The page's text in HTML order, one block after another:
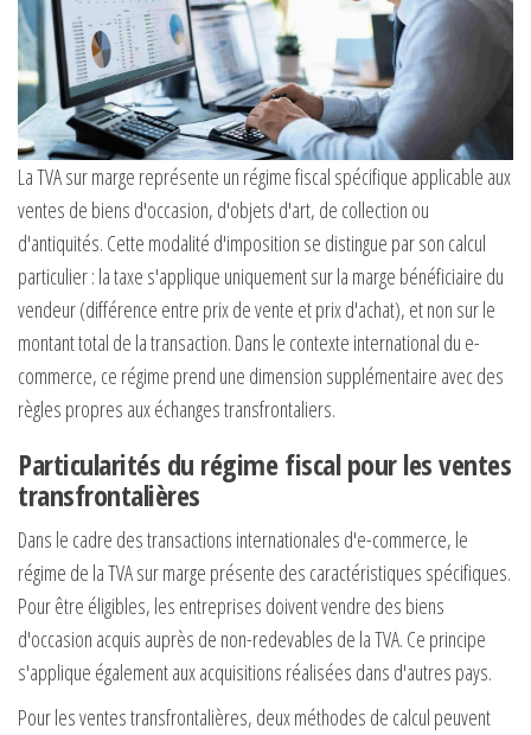
La TVA sur marge représente un régime fiscal spécifique applicable aux
ventes de biens d'occasion, d'objets d'art, de collection ou
d'antiquités. Cette modalité d'imposition se distingue par son calcul
particulier : la taxe s'applique uniquement sur la marge bénéficiaire du
vendeur (différence entre prix de vente et prix d'achat), et non sur le
montant total de la transaction. Dans le contexte international du e-
commerce, ce régime prend une dimension supplémentaire avec des
règles propres aux échanges transfrontaliers.
Particularités du régime fiscal pour les ventes
transfrontalières
Dans le cadre des transactions internationales d'e-commerce, le
régime de la TVA sur marge présente des caractéristiques spécifiques.
Pour être éligibles, les entreprises doivent vendre des biens
d'occasion acquis auprès de non-redevables de la TVA. Ce principe
s'applique également aux acquisitions réalisées dans d'autres pays.
Pour les ventes transfrontalières, deux méthodes de calcul peuvent